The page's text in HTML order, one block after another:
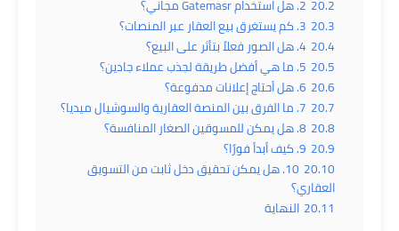
20.2 2. هل استخدام Gatemasr مجاني؟
20.3 3. كم يستغرق بيع العقار عبر المنصات؟
20.4 4. هل الصور فعلاً بتأثر على البيع؟
20.5 5. ما هي أفضل طريقة لجذب عملاء جادين؟
20.6 6. هل أحتاج إعلانات مدفوعة؟
20.7 7. ما الفرق بين المنصة العقارية والسوشيال ميديا؟
20.8 8. هل يمكن للمسوقين الصغار المنافسة؟
20.9 9. كيف أبدأ فورًا؟
20.10
10. هل يمكن تحقيق دخل ثابت من التسويق
العقاري؟
20.11 النهاية